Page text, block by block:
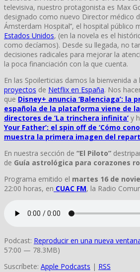
televisiva, nuestro protagonista es Max
designado como nuevo Director médico
Ámsterdam Hospital’’, el hospital público
Estados Unidos, (en la novela es el
como decíamos). Desde su llegada, no
decisiones radicales para mejorar la
la poca financiación con la que cuenta.
En las Spoilerticias damos la bienvenida a
proyectos de Netflix en España. Nos
que Disney+ anuncia ‘Balenciaga’: la
española de la plataforma viene de
directores de ‘La trinchera infinita’ y
Your Father’: el spin off de ‘Cómo
muestra la primera imagen del
En nuestra sección de “El Piloto”
de Guía astrológica para corazones
Programa emitido el martes 16 de
22:00 horas, en CUAC FM, la Radio
Podcast: Reproducir en una nueva
57:00 — 78.3MB)
Suscríbete: Apple Podcasts | RSS